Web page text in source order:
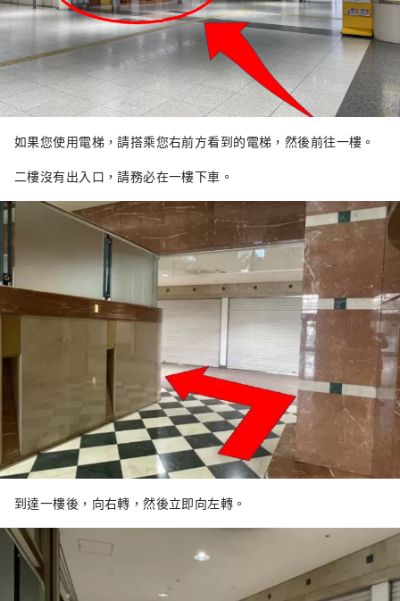
如果您使用電梯，請搭乘您右前方看到的電梯，然後前往一樓。
二樓沒有出入口，請務必在一樓下車。
到達一樓後，向右轉，然後立即向左轉。